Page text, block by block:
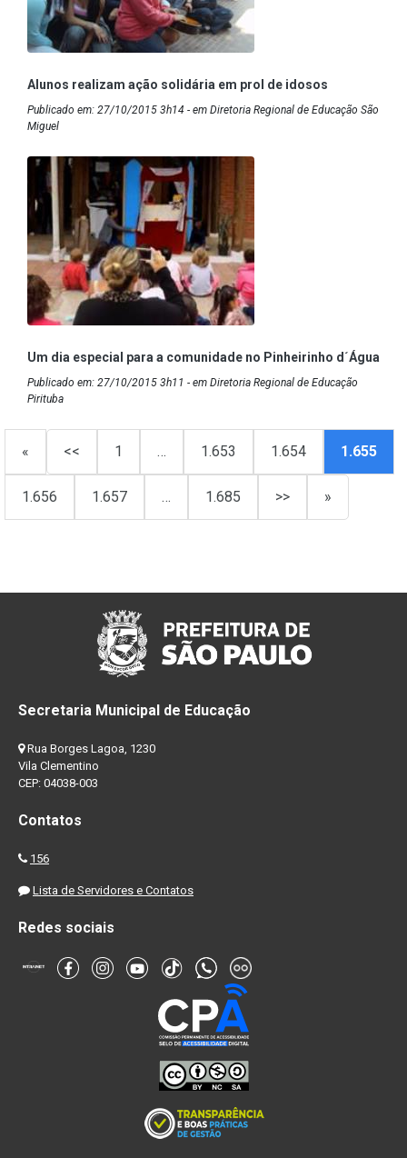
Alunos realizam ação solidária em prol de idosos
Publicado em: 27/10/2015 3h14 - em Diretoria Regional de Educação São
Miguel
Um dia especial para a comunidade no Pinheirinho d´Água
Publicado em: 27/10/2015 3h11 - em Diretoria Regional de Educação
Pirituba
« << 1 … 1.653 1.654 1.655
1.656 1.657 … 1.685 >> »
Secretaria Municipal de Educação
Rua Borges Lagoa, 1230
Vila Clementino
CEP: 04038-003
Contatos
156
Lista de Servidores e Contatos
Redes sociais